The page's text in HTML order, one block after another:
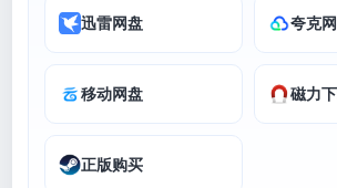
迅雷网盘 夸克
移动网盘 磁力
正版购买